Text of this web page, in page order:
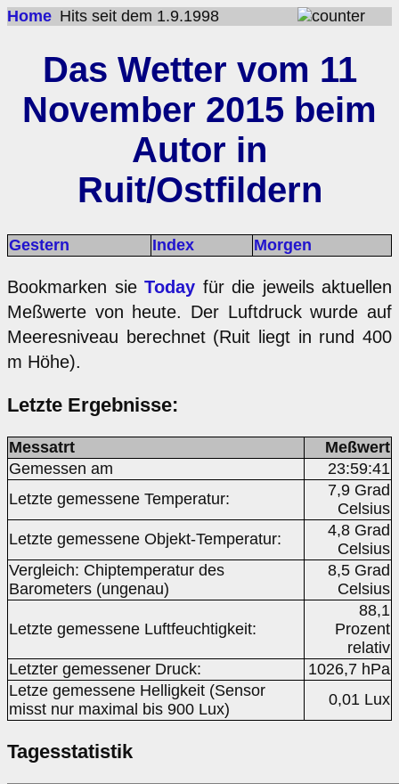
Home Hits seit dem 1.9.1998
Das Wetter vom 11
November 2015 beim
Autor in
Ruit/Ostfildern
Gestern Index Morgen
Bookmarken sie Today für die jeweils aktuellen
Meßwerte von heute. Der Luftdruck wurde auf
Meeresniveau berechnet (Ruit liegt in rund 400
m Höhe).
Letzte Ergebnisse:
Messatrt
Meßwert
Gemessen am
23:59:41
Letzte gemessene Temperatur:
7,9 Grad
Celsius
Letzte gemessene Objekt-Temperatur:
4,8 Grad
Celsius
Vergleich: Chiptemperatur des
Barometers (ungenau)
8,5 Grad
Celsius
Letzte gemessene Luftfeuchtigkeit:
88,1
Prozent
relativ
Letzter gemessener Druck:
1026,7 hPa
Letze gemessene Helligkeit (Sensor
misst nur maximal bis 900 Lux)
0,01 Lux
Tagesstatistik